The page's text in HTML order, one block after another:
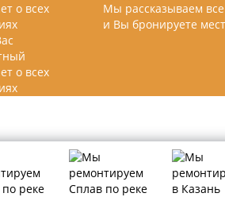
о всех
Мы рассказываем
и Вы бронируете